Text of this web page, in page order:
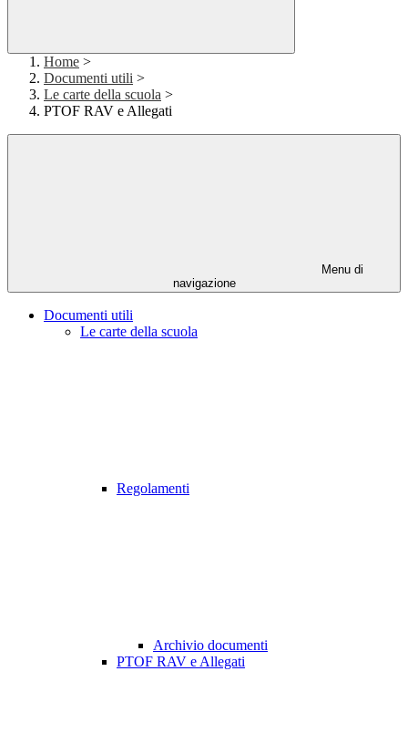
Home >
Documenti utili >
Le carte della scuola >
PTOF RAV e Allegati
Menu di
navigazione
Documenti utili
Le carte della scuola
Regolamenti
Archivio documenti
PTOF RAV e Allegati